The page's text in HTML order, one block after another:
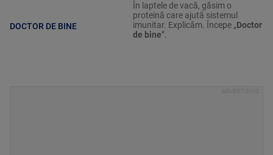
DOCTOR DE BINE
În laptele de vacă, găsim o
proteină care ajută sistemul
imunitar. Explicăm. Începe „Doctor
de bine”.